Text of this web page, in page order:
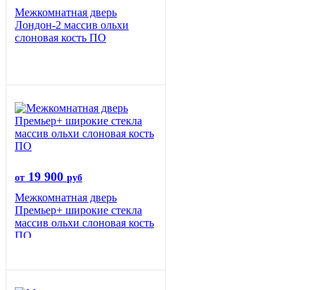
Межкомнатная дверь
Лондон-2 массив ольхи
слоновая кость ПО
от 19 900 руб
Межкомнатная дверь
Премьер+ широкие стекла
массив ольхи слоновая кость
ПО